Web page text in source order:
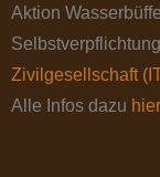
Aktion
Zivilgesellschaft
Alle Infos dazu hier